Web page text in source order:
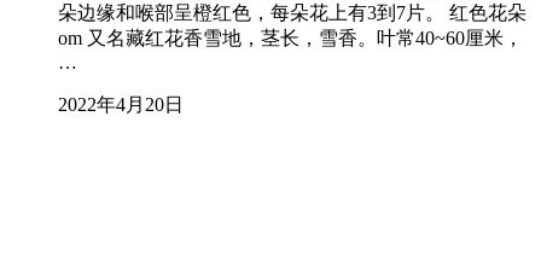
朵边缘和喉部呈橙红色，每朵花上有3到7片。 红色花朵
om 又名藏红花香雪地，茎长，雪香。叶常40~60厘米，
…
2022年4月20日